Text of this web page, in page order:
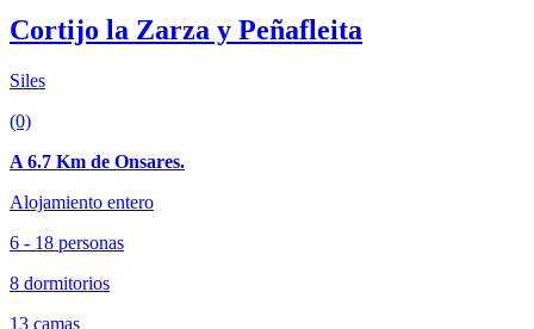
Cortijo la Zarza y Peñafleita
Siles
(0)
A 6.7 Km de Onsares.
Alojamiento entero
6 - 18 personas
8 dormitorios
13 camas